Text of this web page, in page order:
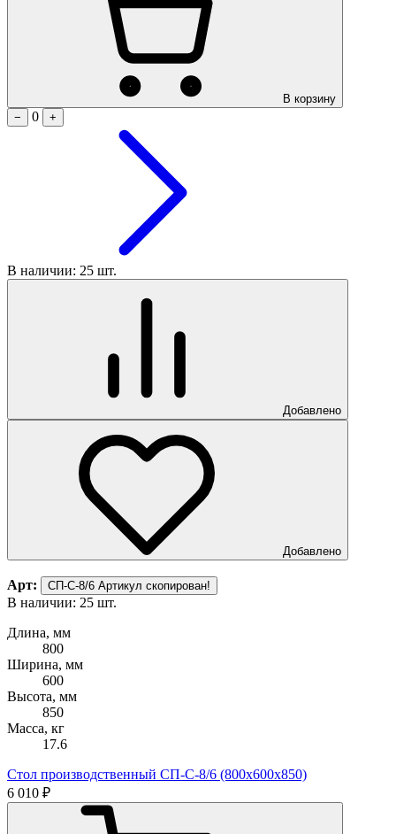
В корзину
−
0 +
В наличии: 25 шт.
Добавлено
Добавлено
Арт: СП-С-8/6 Артикул скопирован!
В наличии: 25 шт.
Длина, мм
800
Ширина, мм
600
Высота, мм
850
Масса, кг
17.6
Стол производственный СП-С-8/6 (800х600х850)
6 010 ₽